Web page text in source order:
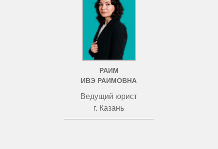
РАИМ
ИВЭ РАИМОВНА
Ведущий юрист
г. Казань